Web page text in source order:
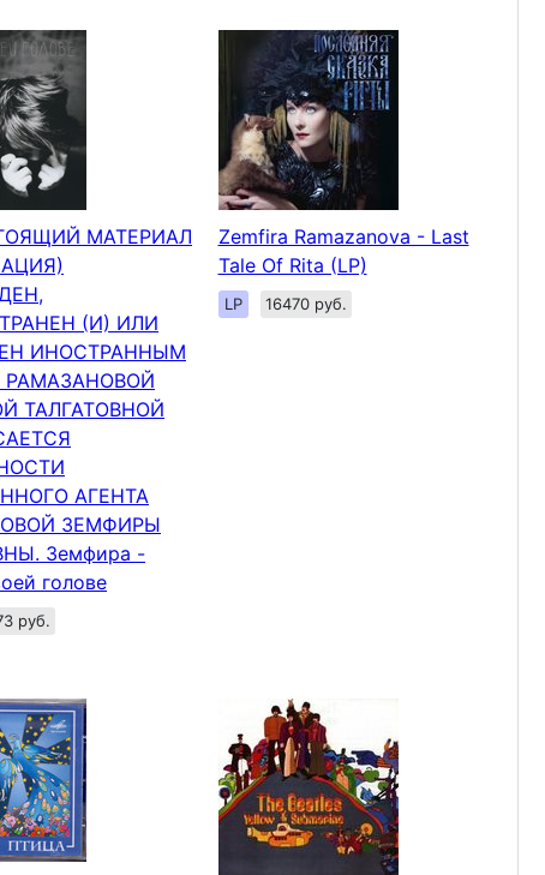
МАТЕРИАЛ
(И) ИЛИ
ИНОСТРАННЫМ
РАМАЗАНОВОЙ
ТАЛГАТОВНОЙ
АГЕНТА
ЗЕМФИРЫ
Земфира -
голове
руб.
Zemfira Ramazanova - Last
Tale Of Rita (LP)
LP 16470 руб.